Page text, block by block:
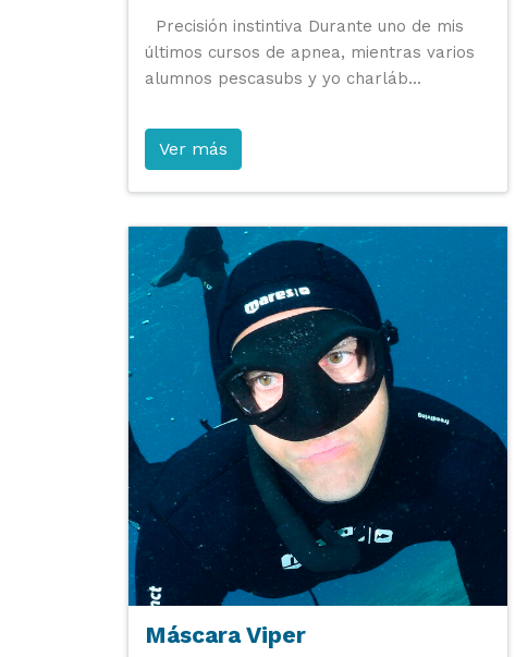
Precisión instintiva Durante uno de mis
últimos cursos de apnea, mientras varios
alumnos pescasubs y yo charláb...
Ver más
Máscara Viper